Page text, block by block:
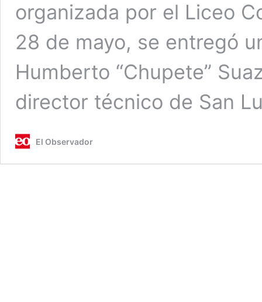
organizada por el Liceo
28 de mayo, se entregó
Humberto “Chupete”
director técnico de San
El Observador